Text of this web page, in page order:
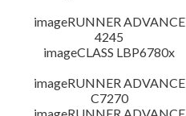
imageRUNNER ADVANCE
4245
imageCLASS LBP6780x
imageRUNNER ADVANCE
C7270